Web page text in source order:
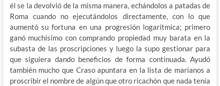
él se la devolvió de la misma manera, echándolos a patadas de
Roma cuando no ejecutándolos directamente, con lo que
aumentó su fortuna en una progresión logarítmica; primero
ganó muchísimo con comprando propiedad muy barata en la
subasta de las proscripciones y luego la supo gestionar para
que siguiera dando beneficios de forma continuada. Ayudó
también mucho que Craso apuntara en la lista de marianos a
proscribir el nombre de algún que otro ricachón que nada tenía